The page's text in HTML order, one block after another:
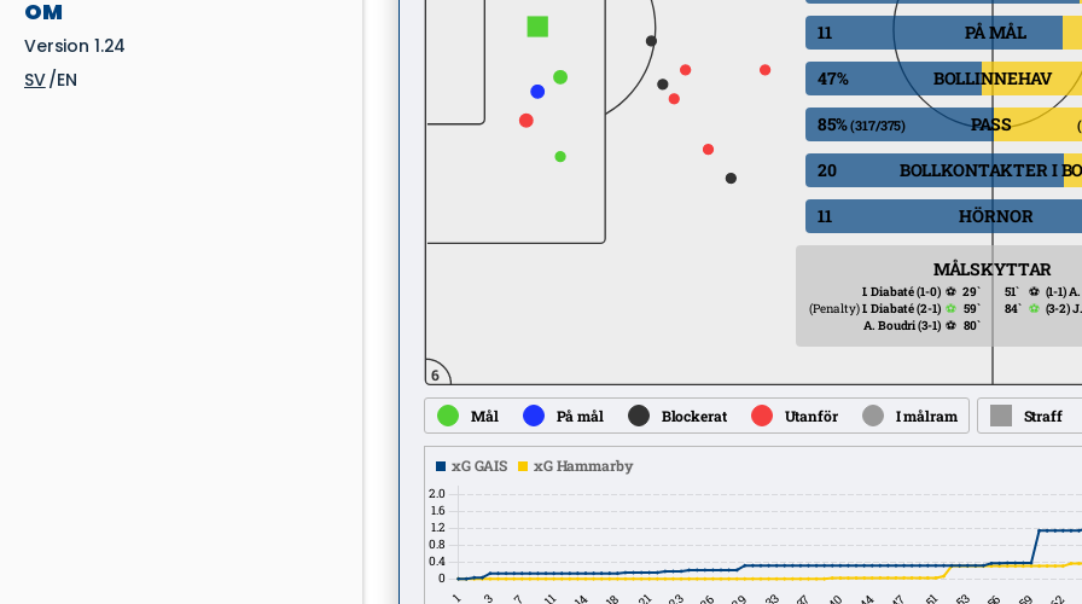
OM
Version 1.24
SV EN
11
PÅ MÅL
47%
BOLLINNEHAV
85%(317/375) PASS
20
BOLLKONTAKTER I
11
HÖRNOR
MÅLSKYTTAR
I. Diabaté(1-0) ⚽ 29`
(Penalty)I. Diabaté(2-1) ⚽ 59`
A. Boudri(3-1) ⚽ 80`
51` ⚽ (1-1)
84` ⚽ (3-2)
6
Mål På mål Blockerat Utanför I målram Straff